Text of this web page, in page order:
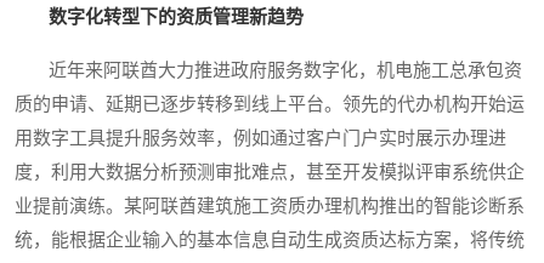
数字化转型下的资质管理新趋势
近年来阿联酋大力推进政府服务数字化，机电施工总承包资
质的申请、延期已逐步转移到线上平台。领先的代办机构开始运
用数字工具提升服务效率，例如通过客户门户实时展示办理进
度，利用大数据分析预测审批难点，甚至开发模拟评审系统供企
业提前演练。某阿联酋建筑施工资质办理机构推出的智能诊断系
统，能根据企业输入的基本信息自动生成资质达标方案，将传统